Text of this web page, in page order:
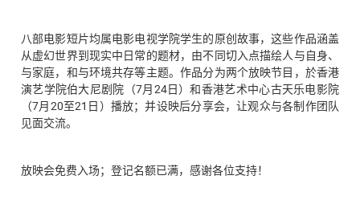
八部电影短片均属电影电视学院学生的原创故事，这些作品涵盖
从虚幻世界到现实中日常的题材，由不同切入点描绘人与自身、
与家庭，和与环境共存等主题。作品分为两个放映节目，於香港
演艺学院伯大尼剧院（7月24日）和香港艺术中心古天乐电影院
（7月20至21日）播放；并设映后分享会，让观众与各制作团队
见面交流。
放映会免费入场；登记名额已满，感谢各位支持！